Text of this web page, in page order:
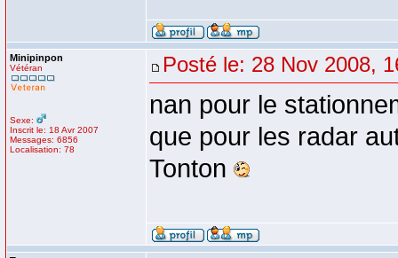
Minipinpon
Vétéran
Sexe:
Inscrit le: 18 Avr 2007
Messages: 6856
Localisation: 78
Posté le: 28 Nov 2008,
nan pour le
que pour les radar
Tonton